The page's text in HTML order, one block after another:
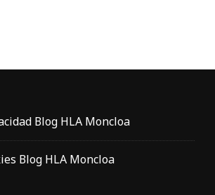
Blog HLA Moncloa
Blog HLA Moncloa